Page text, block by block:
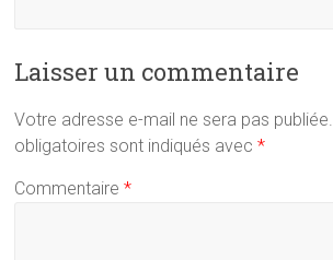
Laisser un commentaire
Votre adresse e-mail ne sera pas publiée.
obligatoires sont indiqués avec*
Commentaire*